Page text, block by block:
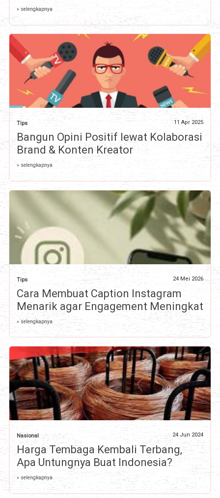
» selengkapnya
Tips 11 Apr 2025
Bangun Opini Positif lewat Kolaborasi
Brand & Konten Kreator
» selengkapnya
Tips 24 Mei 2026
Cara Membuat Caption Instagram
Menarik agar Engagement Meningkat
» selengkapnya
Nasional 24 Jun 2024
Harga Tembaga Kembali Terbang,
Apa Untungnya Buat Indonesia?
» selengkapnya